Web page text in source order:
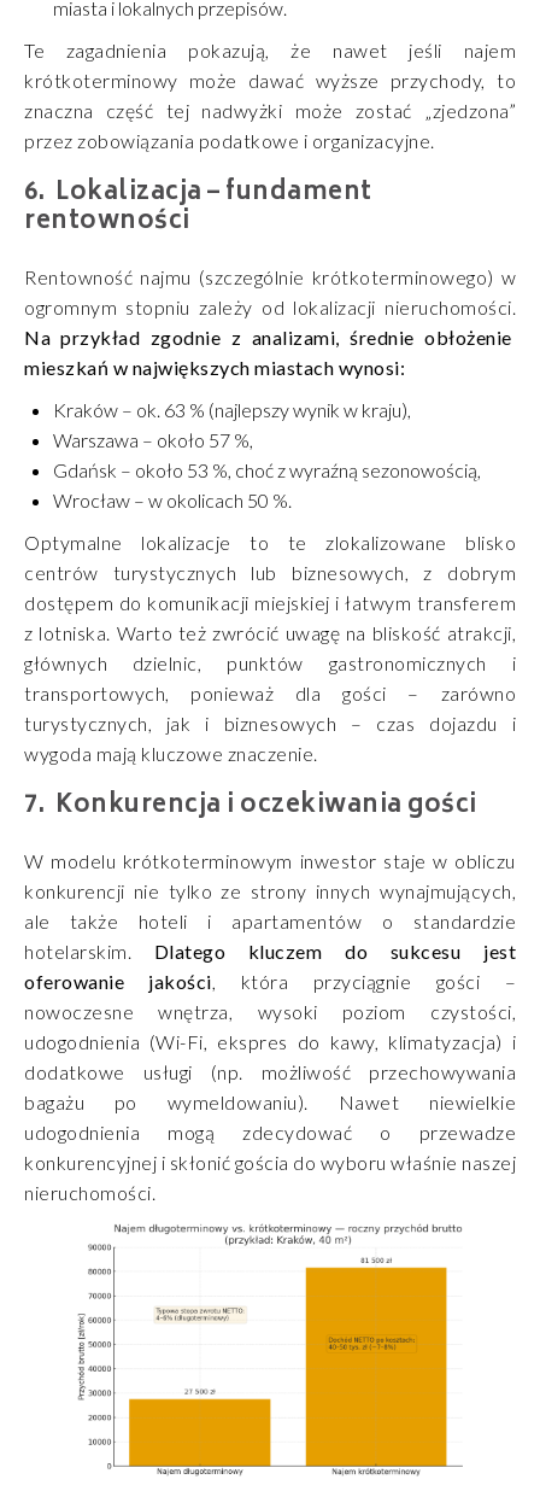
miasta i lokalnych przepisów.
Te zagadnienia pokazują, że nawet jeśli najem
krótkoterminowy może dawać wyższe przychody, to
znaczna część tej nadwyżki może zostać „zjedzona”
przez zobowiązania podatkowe i organizacyjne.
Lokalizacja – fundament
rentowności
Rentowność najmu (szczególnie krótkoterminowego) w
ogromnym stopniu zależy od lokalizacji nieruchomości.
Na przykład zgodnie z analizami, średnie obłożenie
mieszkań w największych miastach wynosi:
Kraków – ok. 63 % (najlepszy wynik w kraju),
Warszawa – około 57 %,
Gdańsk – około 53 %, choć z wyraźną sezonowością,
Wrocław – w okolicach 50 %.
Optymalne lokalizacje to te zlokalizowane blisko
centrów turystycznych lub biznesowych, z dobrym
dostępem do komunikacji miejskiej i łatwym transferem
z lotniska. Warto też zwrócić uwagę na bliskość atrakcji,
głównych dzielnic, punktów gastronomicznych i
transportowych, ponieważ dla gości – zarówno
turystycznych, jak i biznesowych – czas dojazdu i
wygoda mają kluczowe znaczenie.
Konkurencja i oczekiwania gości
W modelu krótkoterminowym inwestor staje w obliczu
konkurencji nie tylko ze strony innych wynajmujących,
ale także hoteli i apartamentów o standardzie
hotelarskim. Dlatego kluczem do sukcesu jest
oferowanie jakości, która przyciągnie gości –
nowoczesne wnętrza, wysoki poziom czystości,
udogodnienia (Wi-Fi, ekspres do kawy, klimatyzacja) i
dodatkowe usługi (np. możliwość przechowywania
bagażu po wymeldowaniu). Nawet niewielkie
udogodnienia mogą zdecydować o przewadze
konkurencyjnej i skłonić gościa do wyboru właśnie naszej
nieruchomości.